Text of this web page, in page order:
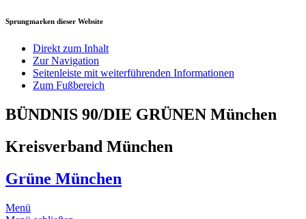
Sprungmarken dieser Website
Direkt zum Inhalt
Zur Navigation
Seitenleiste mit weiterführenden Informationen
Zum Fußbereich
BÜNDNIS 90/DIE GRÜNEN München
Kreisverband München
Grüne München
Menü